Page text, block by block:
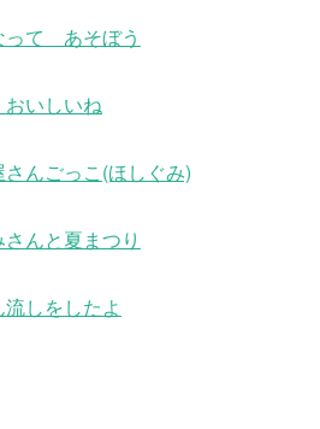
って あそぼう
いしいね
んごっこ(ほしぐみ)
んと夏まつり
しをしたよ